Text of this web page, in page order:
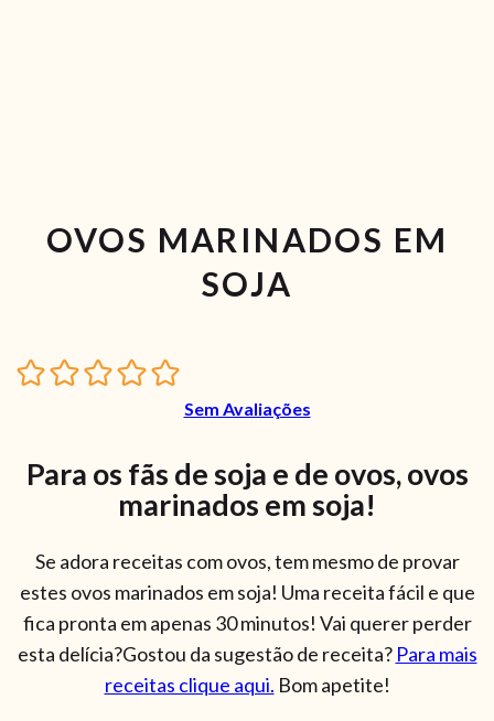
OVOS MARINADOS EM
SOJA
Sem Avaliações
Para os fãs de soja e de ovos, ovos
marinados em soja!
Se adora receitas com ovos, tem mesmo de provar
estes ovos marinados em soja! Uma receita fácil e que
fica pronta em apenas 30 minutos! Vai querer perder
esta delícia?Gostou da sugestão de receita? Para mais
receitas clique aqui. Bom apetite!